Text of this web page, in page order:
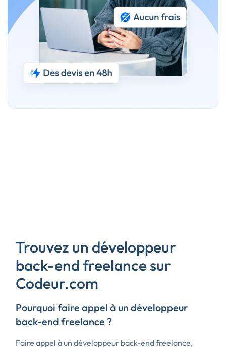
Trouvez un développeur
back-end freelance sur
Codeur.com
Pourquoi faire appel à un développeur
back-end freelance ?
Faire appel à un développeur back-end freelance,